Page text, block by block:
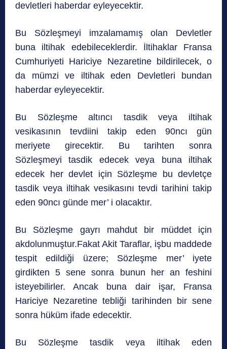
devletleri haberdar eyleyecektir.
Bu Sözleşmeyi imzalamamış olan Devletler
buna iltihak edebileceklerdir. İltihaklar Fransa
Cumhuriyeti Hariciye Nezaretine bildirilecek, o
da mümzi ve iltihak eden Devletleri bundan
haberdar eyleyecektir.
Bu Sözleşme altıncı tasdik veya iltihak
vesikasının tevdiini takip eden 90ncı gün
meriyete girecektir. Bu tarihten sonra
Sözleşmeyi tasdik edecek veya buna iltihak
edecek her devlet için Sözleşme bu devletçe
tasdik veya iltihak vesikasını tevdi tarihini takip
eden 90ncı günde mer’ i olacaktır.
Bu Sözleşme gayrı mahdut bir müddet için
akdolunmuştur.Fakat Akit Taraflar, işbu maddede
tespit edildiği üzere; Sözleşme mer’ iyete
girdikten 5 sene sonra bunun her an feshini
isteyebilirler. Ancak buna dair işar, Fransa
Hariciye Nezaretine tebliği tarihinden bir sene
sonra hüküm ifade edecektir.
Bu Sözleşme tasdik veya iltihak eden